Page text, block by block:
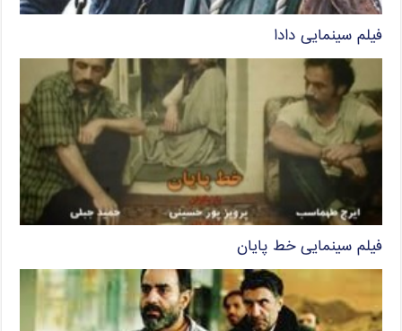
فیلم سینمایی دادا
فیلم سینمایی خط پایان